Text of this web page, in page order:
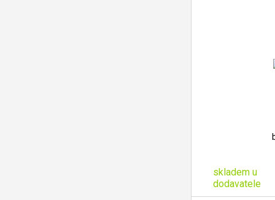
skladem u
dodavatele